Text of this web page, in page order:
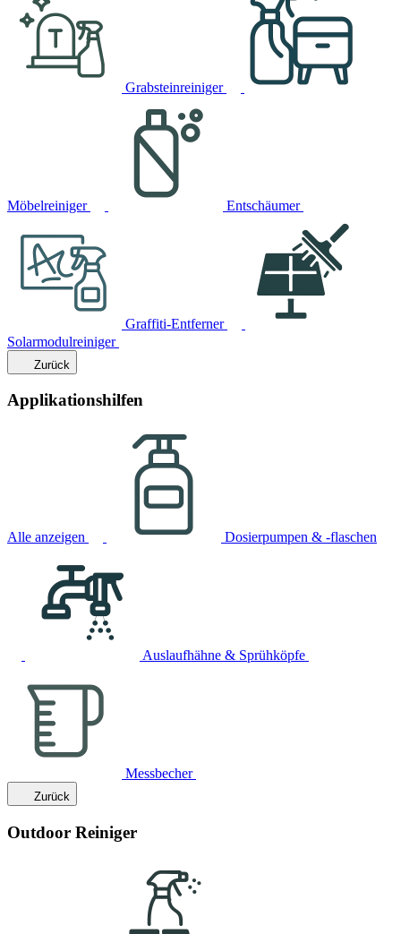
Grabsteinreiniger
Möbelreiniger Entschäumer
Graffiti-Entferner
Solarmodulreiniger
Zurück
Applikationshilfen
Alle anzeigen Dosierpumpen & -flaschen
Auslaufhähne & Sprühköpfe
Messbecher
Zurück
Outdoor Reiniger